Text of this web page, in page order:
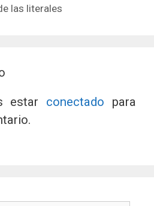
las literales
estar conectado para